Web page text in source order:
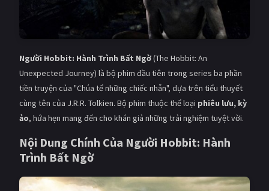
QUỐC GIA
Âu - Mỹ Trung Quốc - Hồng Kông
Hàn Quốc Nhật Bản
Ấn Độ Việt Nam
Tổng hợp
CẬP NHẬT
Người Hobbit: Hành Trình Bất Ngờ(The Hobbit: An
Unexpected Journey) là bộ phim đầu tiên trong series ba phần
tiền truyện của "Chúa tể những chiếc nhẫn", dựa trên tiểu thuyết
cùng tên của J.R.R. Tolkien. Bộ phim thuộc thể loại phiêu lưu, kỳ
ảo, hứa hẹn mang đến cho khán giả những trải nghiệm tuyệt vời.
Nội Dung Chính Của Người Hobbit: Hành
Trình Bất Ngờ